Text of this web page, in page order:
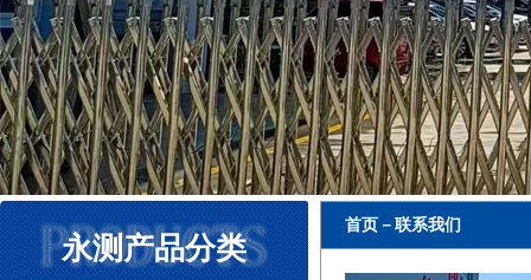
永测产品分类
首页－联系我们